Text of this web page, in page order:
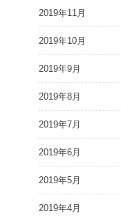
2019年11月
2019年10月
2019年9月
2019年8月
2019年7月
2019年6月
2019年5月
2019年4月